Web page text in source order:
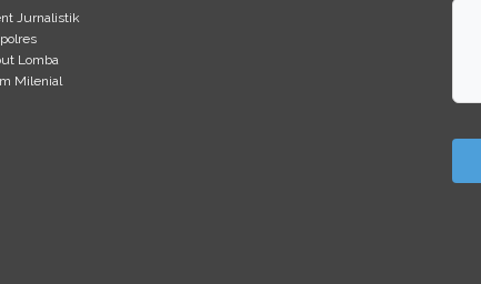
Jurnalistik
Lomba
Milenial